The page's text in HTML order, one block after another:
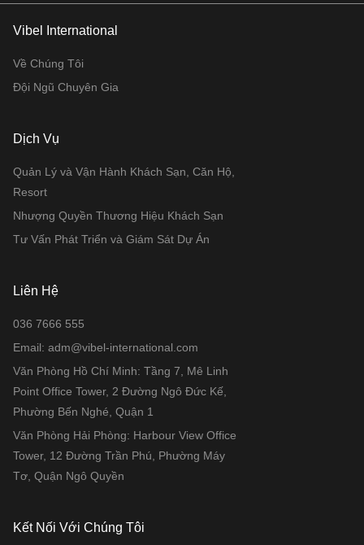
Vibel International
Về Chúng Tôi
Đội Ngũ Chuyên Gia
Dịch Vụ
Quản Lý và Vận Hành Khách Sạn, Căn Hộ,
Resort
Nhượng Quyền Thương Hiệu Khách Sạn
Tư Vấn Phát Triển và Giám Sát Dự Án
Liên Hệ
036 7666 555
Email: adm@vibel-international.com
Văn Phòng Hồ Chí Minh: Tầng 7, Mê Linh
Point Office Tower, 2 Đường Ngô Đức Kế,
Phường Bến Nghé, Quận 1
Văn Phòng Hải Phòng: Harbour View Office
Tower, 12 Đường Trần Phú, Phường Máy
Tơ, Quận Ngô Quyền
Kết Nối Với Chúng Tôi